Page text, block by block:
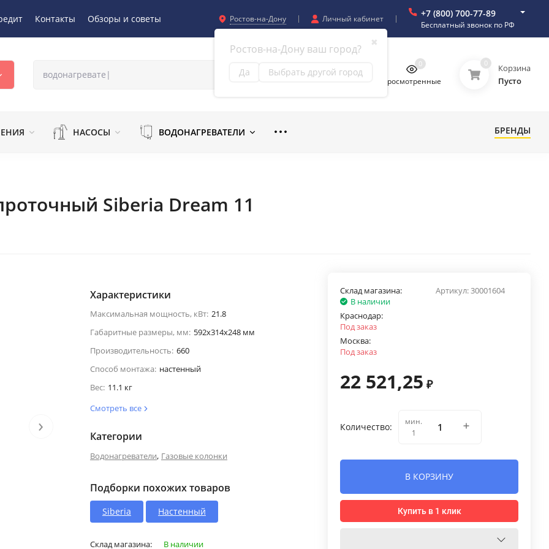
Контакты Обзоры и советы Ростов-на-Дону
✖
Ростов-на-Дону ваш город?
Да Выбрать другой город
Личный кабинет +7 (800) 700-77-89
Бесплатный звонок по РФ
Просмотренные
0 0
Корзина
Пусто
НАСОСЫ ВОДОНАГРЕВАТЕЛИ БРЕНДЫ
Siberia Dream 11
›
Характеристики
Максимальная мощность, кВт: 21.8
Габаритные размеры, мм: 592x314x248 мм
Производительность: 660
Способ монтажа: настенный
Вес: 11.1 кг
Смотреть все
Категории
Водонагреватели, Газовые колонки
Подборки похожих товаров
Siberia Настенный
Склад магазина: В наличии
Артикул:30001604
Склад магазина:
В наличии
Краснодар:
Под заказ
Москва:
Под заказ
22 521,25 ₽
Количество:
мин.
1
В КОРЗИНУ
Купить в 1 клик